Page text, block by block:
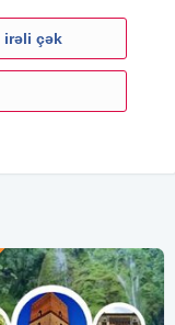
irəli çək